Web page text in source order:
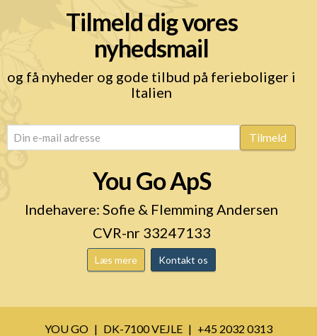
Tilmeld dig vores
nyhedsmail
og få nyheder og gode tilbud på ferieboliger i
Italien
email (Påkrævet) Tilmeld
You Go ApS
Indehavere: Sofie & Flemming Andersen
CVR-nr 33247133
Læs mere Kontakt os
YOU GO DK-7100 VEJLE +45 2032 0313